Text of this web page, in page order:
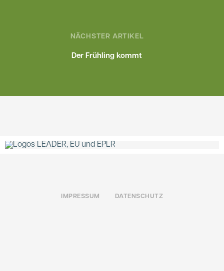
NÄCHSTER ARTIKEL
Der Frühling kommt
IMPRESSUM DATENSCHUTZ